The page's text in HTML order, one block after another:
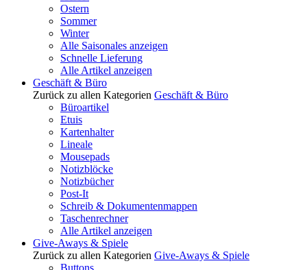
Ostern
Sommer
Winter
Alle Saisonales anzeigen
Schnelle Lieferung
Alle Artikel anzeigen
Geschäft & Büro
Zurück zu allen Kategorien Geschäft & Büro
Büroartikel
Etuis
Kartenhalter
Lineale
Mousepads
Notizblöcke
Notizbücher
Post-It
Schreib & Dokumentenmappen
Taschenrechner
Alle Artikel anzeigen
Give-Aways & Spiele
Zurück zu allen Kategorien Give-Aways & Spiele
Buttons